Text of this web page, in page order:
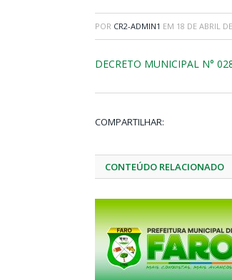
POR CR2-ADMIN1 EM 18 DE ABRIL
DECRETO MUNICIPAL N°
COMPARTILHAR:
CONTEÚDO RELACIONADO